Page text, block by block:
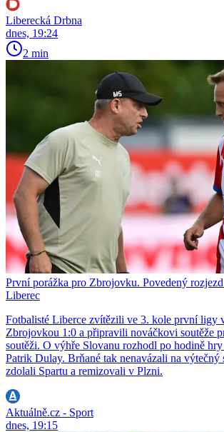
Liberecká Drbna
dnes, 19:24
2 min
První porážka pro Zbrojovku. Povedený
Liberec
Fotbalisté Liberce zvítězili ve 3. kole první ligy
Zbrojovkou 1:0 a připravili nováčkovi soutěže
soutěži. O výhře Slovanu rozhodl po hodině
Patrik Dulay. Brňané tak nenavázali na
zdolali Spartu a remizovali v Plzni.
Aktuálně.cz - Sport
dnes, 19:15